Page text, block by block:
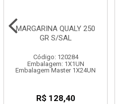
MARGARINA QUALY 250
GR S/SAL
Código: 120284
Embalagem: 1X1UN
Embalagem Master 1X24UN
R$ 128,40